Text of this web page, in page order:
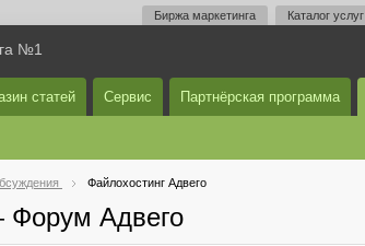
Биржа маркетинга Каталог услуг
№1
статей Сервис Партнёрская программа
Файлохостинг Адвего
Форум Адвего